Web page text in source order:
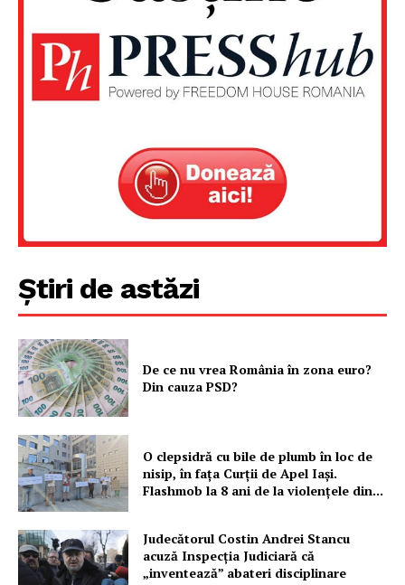
Știri de astăzi
De ce nu vrea România în zona euro?
Din cauza PSD?
O clepsidră cu bile de plumb în loc de
nisip, în fața Curții de Apel Iași.
Flashmob la 8 ani de la violențele din...
Judecătorul Costin Andrei Stancu
acuză Inspecția Judiciară că
„inventează” abateri disciplinare